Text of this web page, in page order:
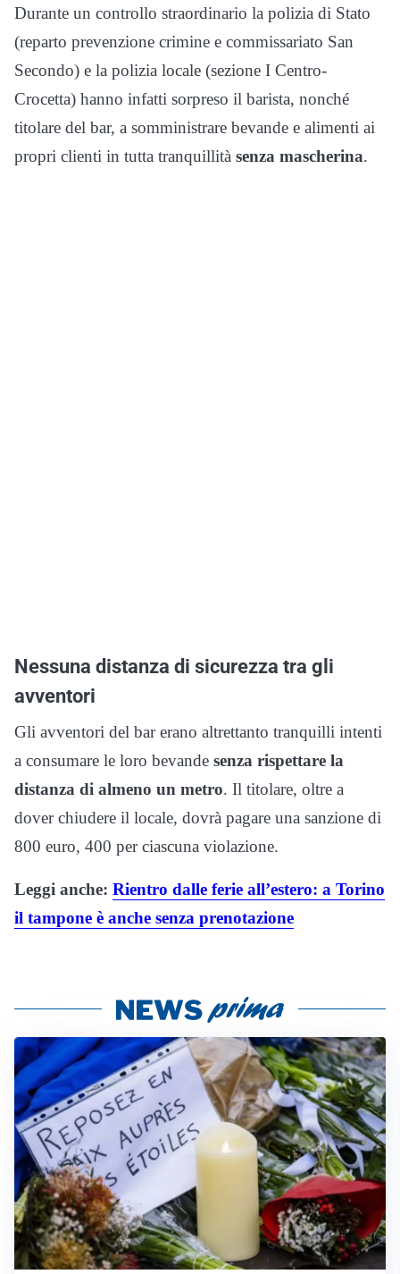
Durante un controllo straordinario la polizia di Stato
(reparto prevenzione crimine e commissariato San
Secondo) e la polizia locale (sezione I Centro-
Crocetta) hanno infatti sorpreso il barista, nonché
titolare del bar, a somministrare bevande e alimenti ai
propri clienti in tutta tranquillità senza mascherina.
Nessuna distanza di sicurezza tra gli
avventori
Gli avventori del bar erano altrettanto tranquilli intenti
a consumare le loro bevande senza rispettare la
distanza di almeno un metro. Il titolare, oltre a
dover chiudere il locale, dovrà pagare una sanzione di
800 euro, 400 per ciascuna violazione.
Leggi anche: Rientro dalle ferie all’estero: a Torino
il tampone è anche senza prenotazione